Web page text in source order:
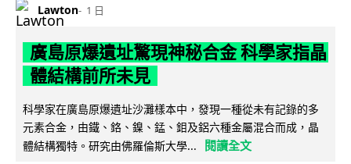
Lawton 1 日
廣島原爆遺址驚現神秘合金 科學家指晶
體結構前所未見
科學家在廣島原爆遺址沙灘樣本中，發現一種從未有記錄的多
元素合金，由鐵、鉻、鎳、錳、鉬及鋁六種金屬混合而成，晶
體結構獨特。研究由佛羅倫斯大學...
閱讀全文